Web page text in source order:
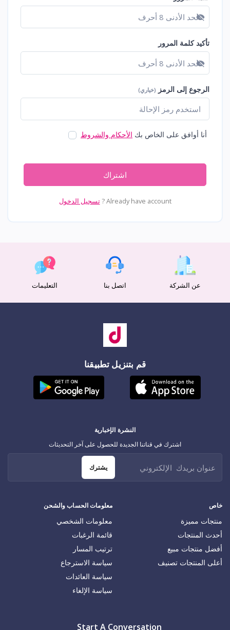
عرض كلمة المرور
تأكيد كلمة المرور
عرض كلمة المرور
الرجوع إلى الرمز (خياري)
أنا أوافق على الخاص بك الأحكام والشروط
اشتراك
Already have account ? تسجيل الدخول
عن الشركة اتصل بنا التعليمات
قم بتنزيل تطبيقنا
خاص
منتجات مميزة
أحدث المنتجات
أفضل منتجات مبيع
أعلى المنتجات تصنيف
معلومات الحساب والشحن
معلومات الشخصي
قائمة الرغبات
ترتيب المسار
سياسة الاسترجاع
سياسة العائدات
سياسة الإلغاء
النشرة الإخبارية
اشترك في قناتنا الجديدة للحصول على آخر التحديثات
يشترك
Start A Conversation